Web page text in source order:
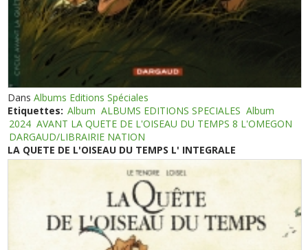
DansAlbums Editions Spéciales
Etiquettes: Album ALBUMS EDITIONS SPECIALES Album
2024 AVANT LA QUETE DE L'OISEAU DU TEMPS 8 L'OMEGON
DARGAUD/LIBRAIRIE NATION
LA QUETE DE L'OISEAU DU TEMPS L' INTEGRALE